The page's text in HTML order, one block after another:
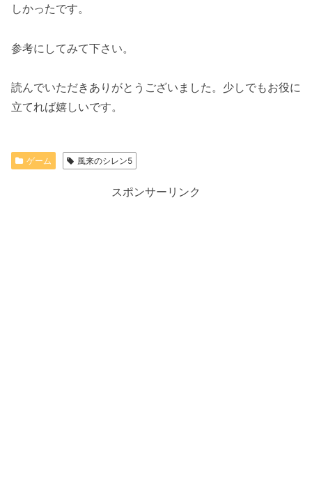
しかったです。
参考にしてみて下さい。
読んでいただきありがとうございました。少しでもお役に
立てれば嬉しいです。
ゲーム 風来のシレン5
スポンサーリンク